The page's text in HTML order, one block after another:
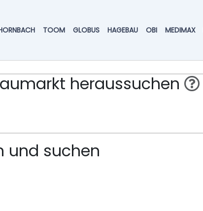
TOOM GLOBUS HAGEBAU OBI MEDIMAX
heraussuchen
und suchen